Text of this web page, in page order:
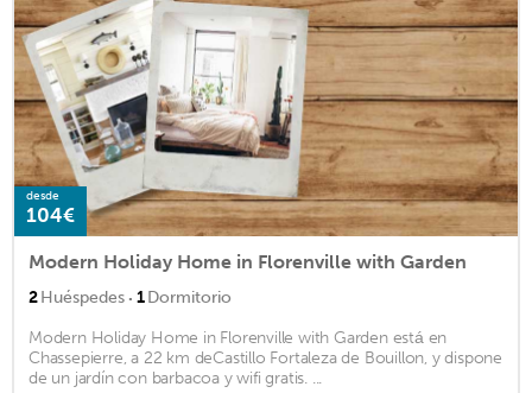
desde
104€
Modern Holiday Home in Florenville with Garden
2Huéspedes · 1Dormitorio
Modern Holiday Home in Florenville with Garden está en
Chassepierre, a 22 km deCastillo Fortaleza de Bouillon, y dispone
de un jardín con barbacoa y wifi gratis. ...